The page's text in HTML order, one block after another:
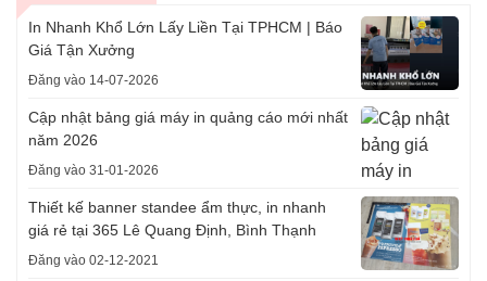
In Nhanh Khổ Lớn Lấy Liền Tại TPHCM | Báo
Giá Tận Xưởng
Đăng vào 14-07-2026
Cập nhật bảng giá máy in quảng cáo mới nhất
năm 2026
Đăng vào 31-01-2026
Thiết kế banner standee ẩm thực, in nhanh
giá rẻ tại 365 Lê Quang Định, Bình Thạnh
Đăng vào 02-12-2021